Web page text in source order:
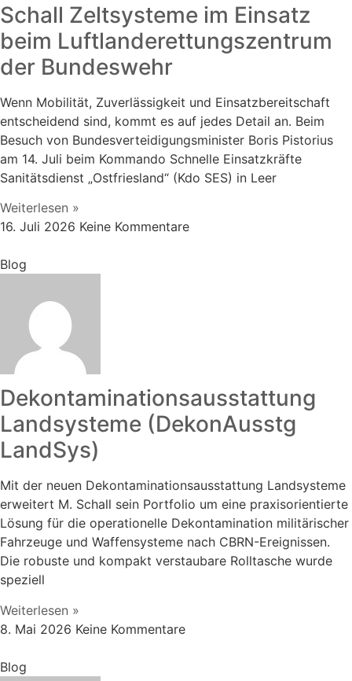
Schall Zeltsysteme im Einsatz
beim Luftlanderettungszentrum
der Bundeswehr
Wenn Mobilität, Zuverlässigkeit und Einsatzbereitschaft
entscheidend sind, kommt es auf jedes Detail an. Beim
Besuch von Bundesverteidigungsminister Boris Pistorius
am 14. Juli beim Kommando Schnelle Einsatzkräfte
Sanitätsdienst „Ostfriesland“ (Kdo SES) in Leer
Weiterlesen »
16. Juli 2026 Keine Kommentare
Blog
Dekontaminationsausstattung
Landsysteme (DekonAusstg
LandSys)
Mit der neuen Dekontaminationsausstattung Landsysteme
erweitert M. Schall sein Portfolio um eine praxisorientierte
Lösung für die operationelle Dekontamination militärischer
Fahrzeuge und Waffensysteme nach CBRN-Ereignissen.
Die robuste und kompakt verstaubare Rolltasche wurde
speziell
Weiterlesen »
8. Mai 2026 Keine Kommentare
Blog